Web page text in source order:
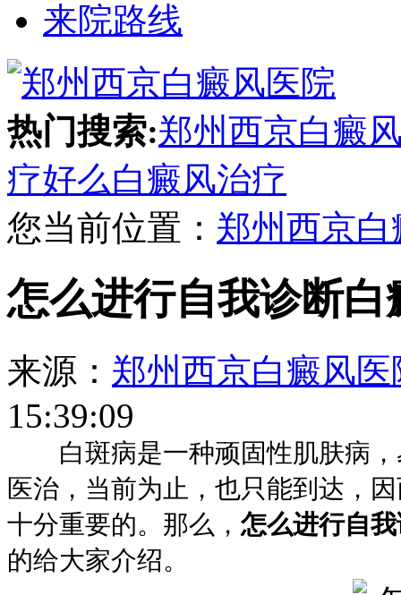
来院路线
热门搜索:郑州西京白癜
疗好么白癜风治疗
您当前位置： 郑州西京
怎么进行自我诊断白
来源： 郑州西京白癜风医
15:39:09
白斑病是一种顽固性肌肤病，
医治，当前为止，也只能到达，
十分重要的。那么， 怎么进行自
的给大家介绍。